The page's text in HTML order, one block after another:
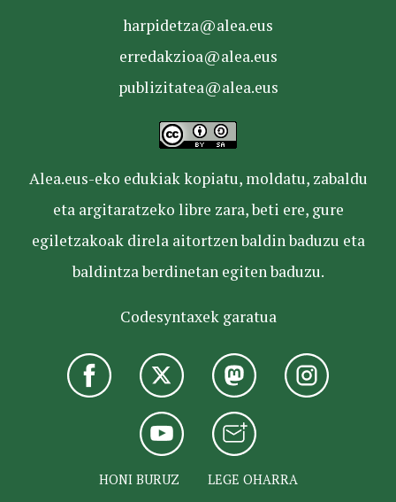
harpidetza@alea.eus
erredakzioa@alea.eus
publizitatea@alea.eus
Alea.eus-eko edukiak kopiatu, moldatu, zabaldu
eta argitaratzeko libre zara, beti ere, gure
egiletzakoak direla aitortzen baldin baduzu eta
baldintza berdinetan egiten baduzu.
Codesyntaxek garatua
HONI BURUZ
LEGE OHARRA